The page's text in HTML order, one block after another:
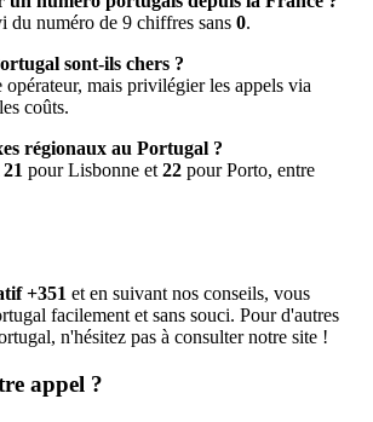
du numéro de 9 chiffres sans 0.
sont-ils chers ?
opérateur, mais privilégier les appels via
coûts.
régionaux au Portugal ?
21 pour Lisbonne et 22 pour Porto, entre
+351 et en suivant nos conseils, vous
facilement et sans souci. Pour d'autres
n'hésitez pas à consulter notre site !
appel ?